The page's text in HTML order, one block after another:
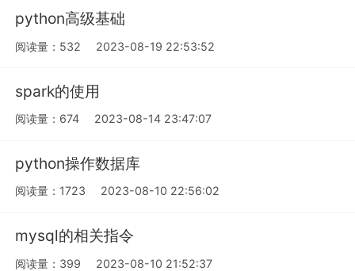
python高级基础
阅读量：532 2023-08-19 22:53:52
spark的使用
阅读量：674 2023-08-14 23:47:07
python操作数据库
阅读量：1723 2023-08-10 22:56:02
mysql的相关指令
阅读量：399 2023-08-10 21:52:37